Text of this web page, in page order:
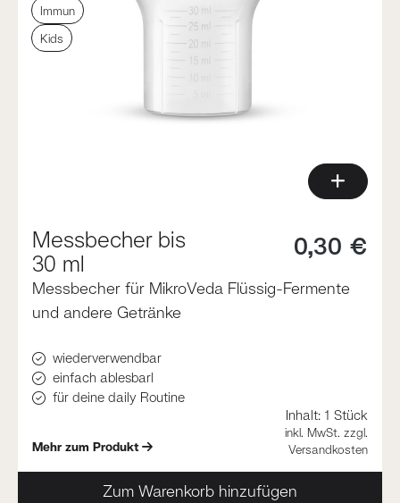
Immun
Kids
Messbecher bis
30 ml
0,30 €
Messbecher für MikroVeda Flüssig-Fermente
und andere Getränke
wiederverwendbar
einfach ablesbarl
für deine daily Routine
Mehr zum Produkt
Inhalt: 1 Stück
inkl. MwSt. zzgl.
Versandkosten
Zum Warenkorb hinzufügen